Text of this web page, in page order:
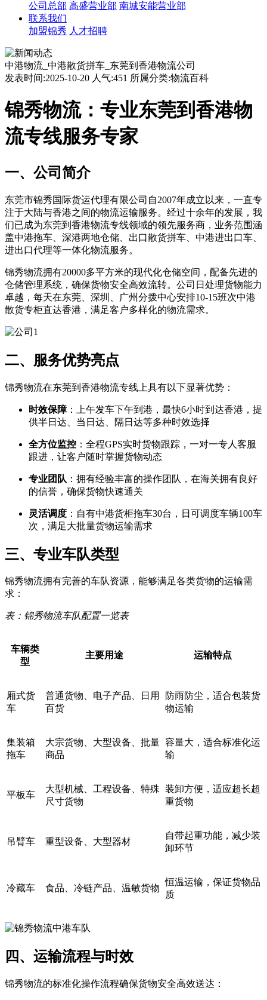
公司总部 高盛营业部 南城安能营业部
联系我们
加盟锦秀 人才招聘
中港物流_中港散货拼车_东莞到香港物流公司
发表时间:2025-10-20 人气:451 所属分类:物流百科
锦秀物流：专业东莞到香港物
流专线服务专家
一、公司简介
东莞市锦秀国际货运代理有限公司自2007年成立以来，一直专
注于大陆与香港之间的物流运输服务。经过十余年的发展，我
们已成为东莞到香港物流专线领域的领先服务商，业务范围涵
盖中港拖车、深港两地仓储、出口散货拼车、中港进出口车、
进出口代理等一体化物流服务。
锦秀物流拥有20000多平方米的现代化仓储空间，配备先进的
仓储管理系统，确保货物安全高效流转。公司日处理货物能力
卓越，每天在东莞、深圳、广州分拨中心安排10-15班次中港
散货专柜直达香港，满足客户多样化的物流需求。
二、服务优势亮点
锦秀物流在东莞到香港物流专线上具有以下显著优势：
时效保障​：上午发车下午到港，最快6小时到达香港，提
供半日达、当日达、隔日达等多种时效选择
全方位监控 ​：全程GPS实时货物跟踪，一对一专人客服
跟进，让客户随时掌握货物动态
专业团队 ​：拥有经验丰富的操作团队，在海关拥有良好
的信誉，确保货物快速通关
灵活调度 ​：自有中港货柜拖车30台，日可调度车辆100车
次，满足大批量货物运输需求
三、专业车队类型
锦秀物流拥有完善的车队资源，能够满足各类货物的运输需
求：
表：锦秀物流车队配置一览表
车辆类
型
主要用途 运输特点
厢式货
车
普通货物、电子产品、日用
百货
防雨防尘，适合包装货
物运输
集装箱
拖车
大宗货物、大型设备、批量
商品
容量大，适合标准化运
输
平板车
大型机械、工程设备、特殊
尺寸货物
装卸方便，适应超长超
重货物
吊臂车 重型设备、大型器材
自带起重功能，减少装
卸环节
冷藏车 食品、冷链产品、温敏货物
恒温运输，保证货物品
质
四、运输流程与时效
锦秀物流的标准化操作流程确保货物安全高效送达：